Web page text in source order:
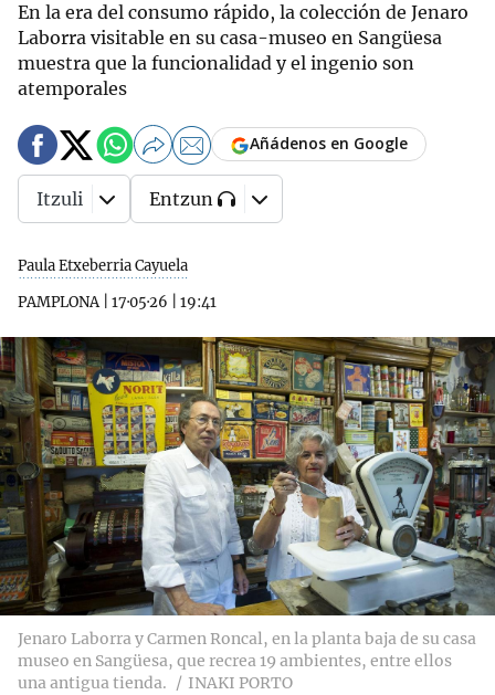
En la era del consumo rápido, la colección de Jenaro
Laborra visitable en su casa-museo en Sangüesa
muestra que la funcionalidad y el ingenio son
atemporales
Paula Etxeberria Cayuela
PAMPLONA| 17·05·26 19:41
Añádenos en Google
Itzuli Entzun
Jenaro Laborra y Carmen Roncal, en la planta baja de su casa
museo en Sangüesa, que recrea 19 ambientes, entre ellos
una antigua tienda.
INAKI PORTO